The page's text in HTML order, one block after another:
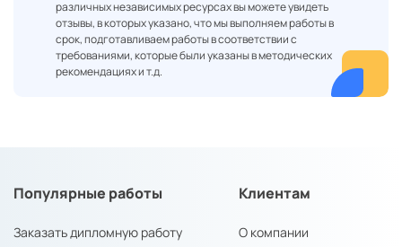
различных независимых ресурсах вы можете увидеть
отзывы, в которых указано, что мы выполняем работы в
срок, подготавливаем работы в соответствии с
требованиями, которые были указаны в методических
рекомендациях и т.д.
Популярные работы
Заказать дипломную работу
Клиентам
О компании